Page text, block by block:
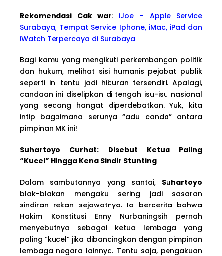
Rekomendasi Cak war: iJoe – Apple Service
Surabaya, Tempat Service Iphone, iMac, iPad dan
iWatch Terpercaya di Surabaya
Bagi kamu yang mengikuti perkembangan politik
dan hukum, melihat sisi humanis pejabat publik
seperti ini tentu jadi hiburan tersendiri. Apalagi,
candaan ini diselipkan di tengah isu-isu nasional
yang sedang hangat diperdebatkan. Yuk, kita
intip bagaimana serunya “adu canda” antara
pimpinan MK ini!
Suhartoyo Curhat: Disebut Ketua Paling
“Kucel” Hingga Kena Sindir Stunting
Dalam sambutannya yang santai, Suhartoyo
blak-blakan mengaku sering jadi sasaran
sindiran rekan sejawatnya. Ia bercerita bahwa
Hakim Konstitusi Enny Nurbaningsih pernah
menyebutnya sebagai ketua lembaga yang
paling “kucel” jika dibandingkan dengan pimpinan
lembaga negara lainnya. Tentu saja, pengakuan